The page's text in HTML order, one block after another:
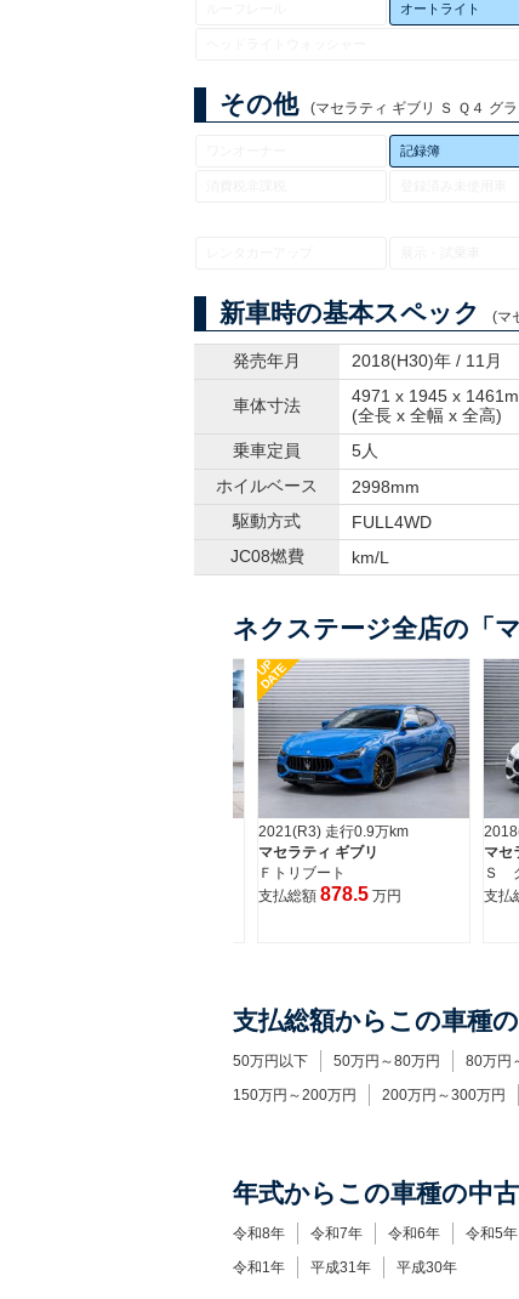
オートライト
その他 (マセラティ ギブリ Ｓ Ｑ４ グ
記録簿
新車時の基本スペック (マ
発売年月 2018(H30)年 / 11月
車体寸法
4971 x 1945 x
(全長 x 全幅 x 全高)
乗車定員
5人
ホイルベース
2998mm
駆動方式
FULL4WD
JC08燃費
km/L
ネクステージ全店の「
UP
DATE
2021(R3) 走行0.9万km
マセラティ ギブリ
Ｆトリブート
支払総額 878.5 万円
マセ
Ｓ
支払
支払総額からこの車種
50万円以下 50万円～80万円 80万円
150万円～200万円
200万円～300万円
年式からこの車種の中
令和8年 令和7年 令和6年 令和5年
令和1年
平成31年 平成30年